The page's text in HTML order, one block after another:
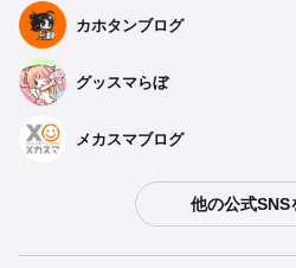
カホタンブログ
グッスマらぼ
メカスマブログ
他の公式SNS